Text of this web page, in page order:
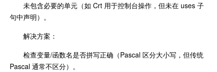
未包含必要的单元（如 Crt 用于控制台操作，但未在 uses 子
句中声明）。
解决方案：
检查变量/函数名是否拼写正确（Pascal 区分大小写，但传统
Pascal 通常不区分）。